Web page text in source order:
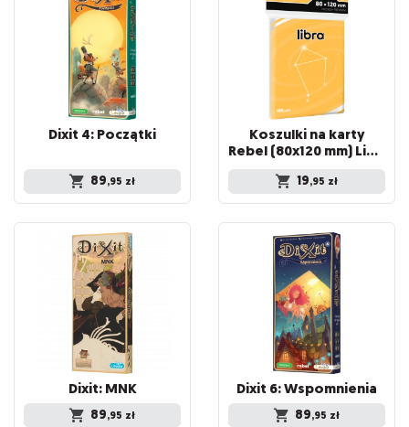
Dixit 4:Początki
89,95 zł
Koszulki na karty
Rebel (80x120 mm) Libra Premium, 100 sztuk
19,95 zł
Dixit: MNK
89,95 zł
Dixit 6:Wspomnienia
89,95 zł